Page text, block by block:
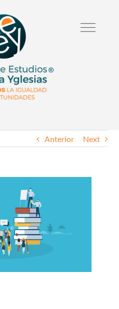
Anterior Next